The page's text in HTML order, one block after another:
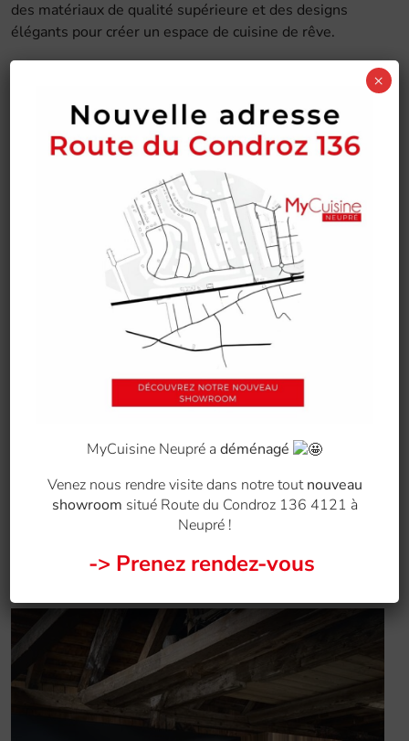
des matériaux de qualité supérieure et des designs
élégants pour créer un espace de cuisine de rêve.
Tout ça sur mesure.
CONTACTEZ NOTRE ÉQUIPE
MyCuisine Neupré a déménagé
Venez nous rendre visite dans notre toutnouveau
showroom situé Route du Condroz 136 4121 à
Neupré !
-> Prenez rendez-vous
×